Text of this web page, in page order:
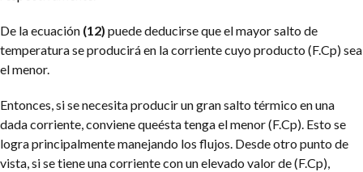
De la ecuación (12) puede deducirse que el mayor salto de
temperatura se producirá en la corriente cuyo producto (F.Cp) sea
el menor.
Entonces, si se necesita producir un gran salto térmico en una
dada corriente, conviene queésta tenga el menor (F.Cp). Esto se
logra principalmente manejando los flujos. Desde otro punto de
vista, si se tiene una corriente con un elevado valor de (F.Cp),